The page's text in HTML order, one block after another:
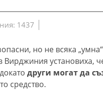
1437
но не всяка
Вирджиния установиха,
други могат да
средство.